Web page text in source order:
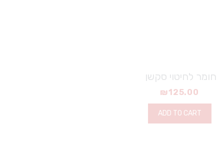
חומר לחיטוי סקשן
₪125.00
ADD TO CART